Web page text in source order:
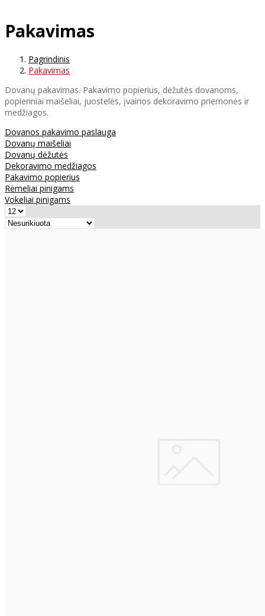
Pakavimas
Pagrindinis
Pakavimas
Dovanų pakavimas. Pakavimo popierius, dėžutės dovanoms,
popieriniai maišeliai, juostelės, įvairios dekoravimo priemonės ir
medžiagos.
Dovanos pakavimo paslauga
Dovanų maišeliai
Dovanų dėžutės
Dekoravimo medžiagos
Pakavimo popierius
Rėmeliai pinigams
Vokeliai pinigams